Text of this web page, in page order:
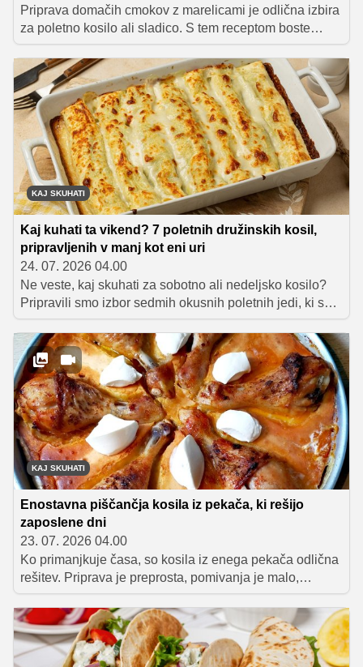
Priprava domačih cmokov z marelicami je odlična izbira
za poletno kosilo ali sladico. S tem receptom boste
ustvarili mehke in sočne cmoke, polne okusa in
spominov na otroštvo. Privoščite si to slastno poslastico
kar takoj!
KAJ SKUHATI
Kaj kuhati ta vikend? 7 poletnih družinskih kosil,
pripravljenih v manj kot eni uri
24. 07. 2026 04.00
Ne veste, kaj skuhati za sobotno ali nedeljsko kosilo?
Pripravili smo izbor sedmih okusnih poletnih jedi, ki so
primerne za vso družino, pripravljene pa so v manj kot
eni uri. Med njimi boste našli vse od testenin in rižote do
zelenjavnih in ribjih jedi ter priljubljenega piščančjega
gyrosa.
KAJ SKUHATI
Enostavna piščančja kosila iz pekača, ki rešijo
zaposlene dni
23. 07. 2026 04.00
Ko primanjkuje časa, so kosila iz enega pekača odlična
rešitev. Priprava je preprosta, pomivanja je malo,
rezultat pa so sočni in okusni obroki. Zbrali smo recepte
za enostavna piščančja kosila na enem pekaču, ki bodo
olajšala kuhanje tudi v najbolj zaposlenih dneh.